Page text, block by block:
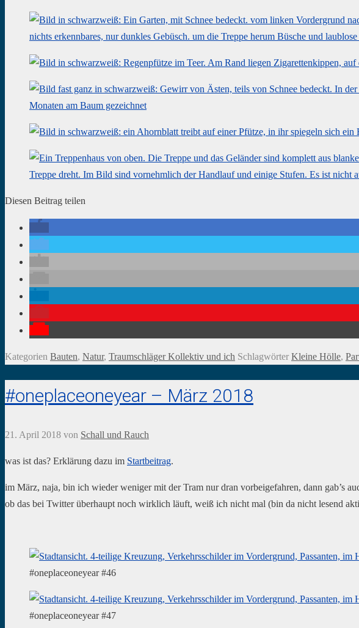
Diesen Beitrag teilen
Kategorien Bauten, Natur, Traumschläger Kollektiv und ich Schlagwörter Kleine Hölle,
#oneplaceoneyear – März 2018
21. April 2018 von Schall und Rauch
was ist das? Erklärung dazu im Startbeitrag.
im März, naja, bin ich wieder weniger mit der Tram nur dran vorbeigefahren, dann gab’s
ob das bei Twitter überhaupt noch wirklich läuft, weiß ich nicht mal (bin da nicht lesend
#oneplaceoneyear #46
#oneplaceoneyear #47